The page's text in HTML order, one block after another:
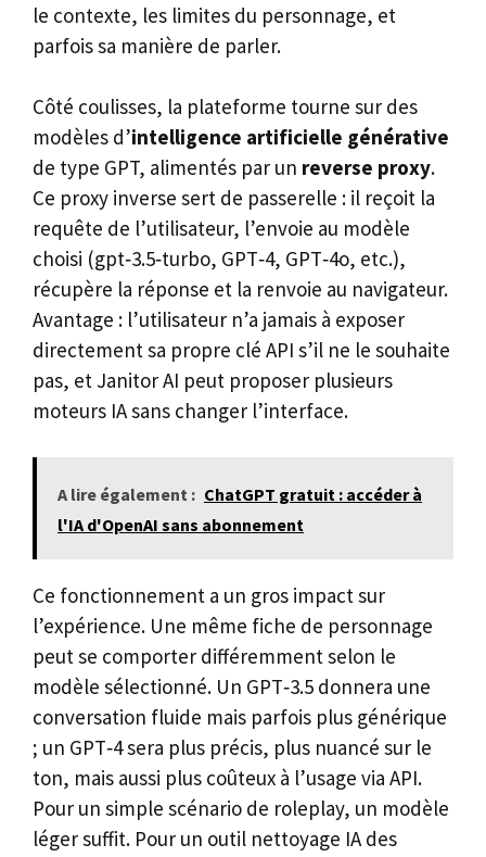
le contexte, les limites du personnage, et
parfois sa manière de parler.
Côté coulisses, la plateforme tourne sur des
modèles d’intelligence artificielle générative
de type GPT, alimentés par un reverse proxy.
Ce proxy inverse sert de passerelle : il reçoit la
requête de l’utilisateur, l’envoie au modèle
choisi (gpt‑3.5‑turbo, GPT‑4, GPT‑4o, etc.),
récupère la réponse et la renvoie au navigateur.
Avantage : l’utilisateur n’a jamais à exposer
directement sa propre clé API s’il ne le souhaite
pas, et Janitor AI peut proposer plusieurs
moteurs IA sans changer l’interface.
A lire également : ChatGPT gratuit : accéder à
l'IA d'OpenAI sans abonnement
Ce fonctionnement a un gros impact sur
l’expérience. Une même fiche de personnage
peut se comporter différemment selon le
modèle sélectionné. Un GPT‑3.5 donnera une
conversation fluide mais parfois plus générique
; un GPT‑4 sera plus précis, plus nuancé sur le
ton, mais aussi plus coûteux à l’usage via API.
Pour un simple scénario de roleplay, un modèle
léger suffit. Pour un outil nettoyage IA des